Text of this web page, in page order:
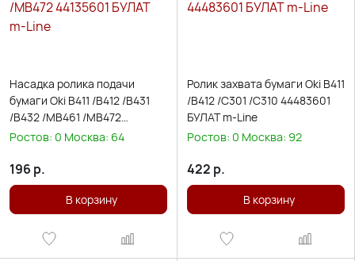
Насадка ролика подачи
бумаги Oki B411 /B412 /B431
/B432 /MB461 /MB472
44135601 БУЛАТ m-Line
Ростов: 0 Москва: 64
196 р.
В корзину
Ролик захвата бумаги Oki B411
/B412 /C301 /C310 44483601
БУЛАТ m-Line
Ростов: 0 Москва: 92
422 р.
В корзину